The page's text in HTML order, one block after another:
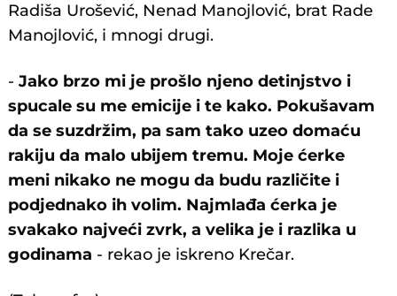
Radiša Urošević, Nenad Manojlović, brat Rade
Manojlović, i mnogi drugi.
- Jako brzo mi je prošlo njeno detinjstvo i
spucale su me emicije i te kako. Pokušavam
da se suzdržim, pa sam tako uzeo domaću
rakiju da malo ubijem tremu. Moje ćerke
meni nikako ne mogu da budu različite i
podjednako ih volim. Najmlađa ćerka je
svakako najveći zvrk, a velika je i razlika u
godinama - rekao je iskreno Krečar.